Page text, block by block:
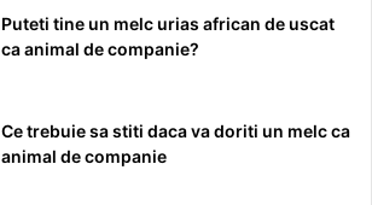
Puteti tine un melc urias african de uscat
ca animal de companie?
Ce trebuie sa stiti daca va doriti un melc ca
animal de companie